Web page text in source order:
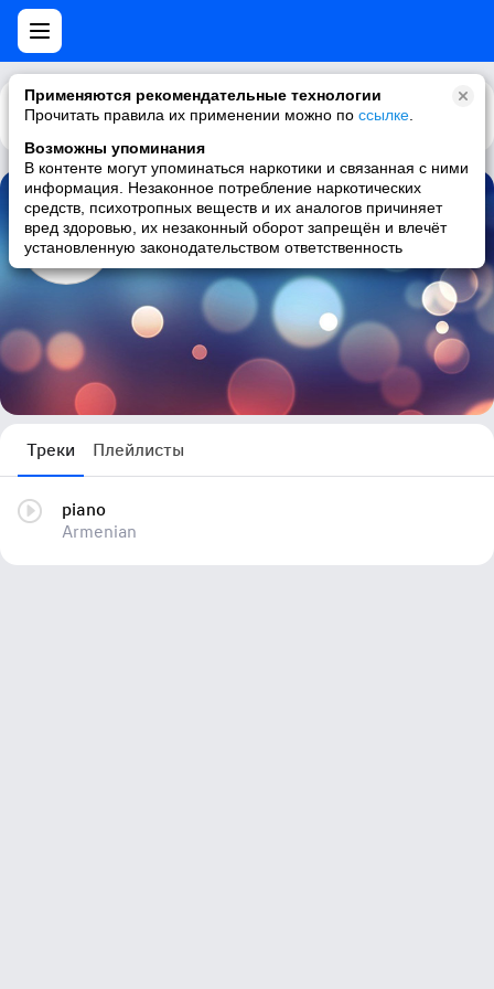
Применяются рекомендательные технологии
Прочитать правила их применении можно по ссылке
Возможны упоминания
В контенте могут упоминаться наркотики и связанная с ними
информация. Незаконное потребление наркотических
средств, психотропных веществ и их аналогов причиняет
вред здоровью, их незаконный оборот запрещён и влечёт
установленную законодательством ответственность
Каталог Рекомендации
Алексей Ермаков
1 трек
Треки Плейлисты
piano
Armenian